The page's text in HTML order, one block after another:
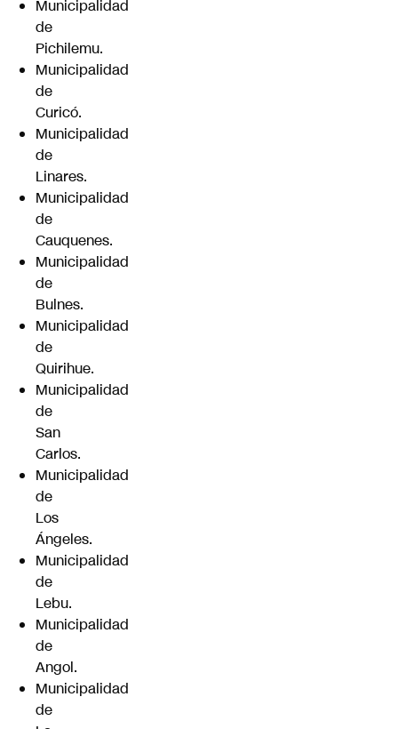
Municipalidad
de
Pichilemu.
Municipalidad
de
Curicó.
Municipalidad
de
Linares.
Municipalidad
de
Cauquenes.
Municipalidad
de
Bulnes.
Municipalidad
de
Quirihue.
Municipalidad
de
San
Carlos.
Municipalidad
de
Los
Ángeles.
Municipalidad
de
Lebu.
Municipalidad
de
Angol.
Municipalidad
de